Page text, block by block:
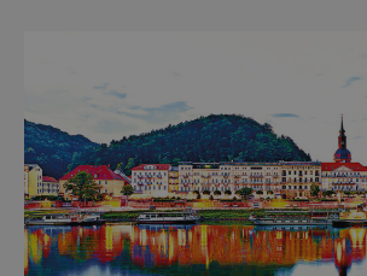
cyklistických výletech podél
túrách s dalekými výhledy,